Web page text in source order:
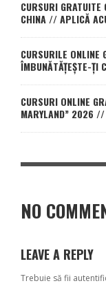
CURSURI GRATUITE
CHINA // APLICĂ
CURSURILE
ÎMBUNĂTĂȚEȘTE-ȚI
CURSURI ONLINE
MARYLAND” 2026 //
NO
LEAVE A REPLY
Trebuie să fii